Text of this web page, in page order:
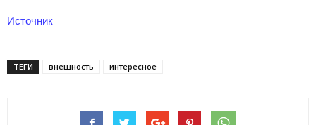
Источник
ТЕГИ внешность интересное